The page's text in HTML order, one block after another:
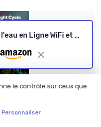
Contrôleur de qualité de l'eau en Ligne WiFi et Moniteur 3 en 1 pour pH TDS et température – Testeur pH TDS avec Sortie Relais et connectivité APP pour Applications d'aquarium et
le contrôle sur ceux que
Personnaliser